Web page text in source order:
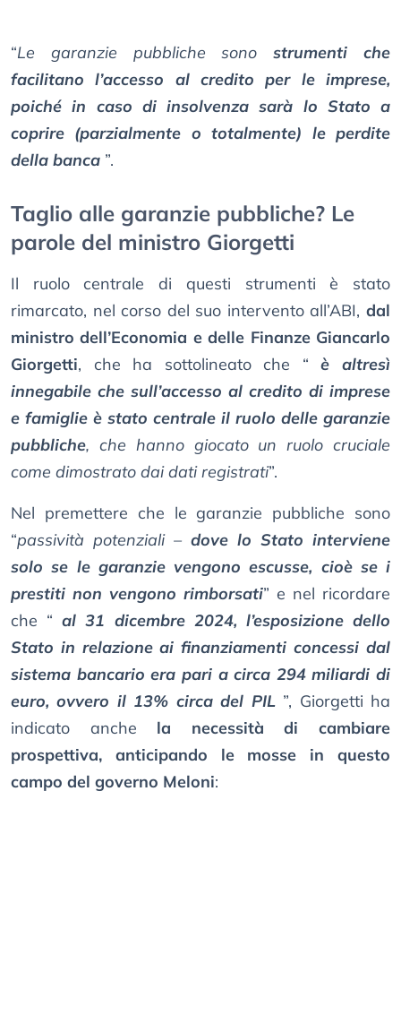
“Le garanzie pubbliche sonostrumenti che
facilitano l’accesso al credito per le imprese,
poiché in caso di insolvenza sarà lo Stato a
coprire (parzialmente o totalmente) le perdite
della banca ”.
Taglio alle garanzie pubbliche? Le
parole del ministro Giorgetti
Il ruolo centrale di questi strumenti è stato
rimarcato, nel corso del suo intervento all’ABI, dal
ministro dell’Economia e delle Finanze Giancarlo
Giorgetti, che ha sottolineato che “
è altresì
innegabile che sull’accesso al credito di imprese
e famiglie è stato centrale il ruolo delle garanzie
pubbliche, che hanno giocato un ruolo cruciale
come dimostrato dai dati registrati”.
Nel premettere che le garanzie pubbliche sono
“passività potenziali – dove lo Stato interviene
solo se le garanzie vengono escusse, cioè se i
prestiti non vengono rimborsati” e nel ricordare
che “ al 31 dicembre 2024, l’esposizione dello
Stato in relazione ai finanziamenti concessi dal
sistema bancario era pari a circa 294 miliardi di
euro, ovvero il 13% circa del PIL ”, Giorgetti ha
indicato anche la necessità di cambiare
prospettiva, anticipando le mosse in questo
campo del governo Meloni: